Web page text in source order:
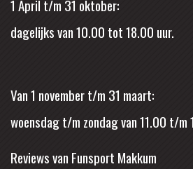
1 April t/m 31 oktober:
dagelijks van 10.00 tot 18.00 uur.
Van 1 november t/m 31 maart:
woensdag t/m zondag van 11.00 t/m
Reviews van Funsport Makkum